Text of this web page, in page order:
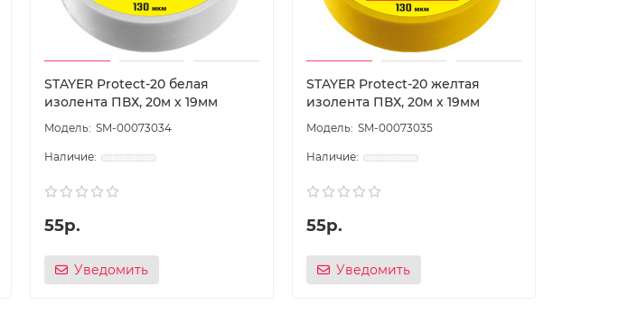
STAYER Protect-20 белая
изолента ПВХ, 20м х 19мм
SM-00073034
55р.
Уведомить
STAYER Protect-20 желтая
изолента ПВХ, 20м х 19мм
SM-00073035
55р.
Уведомить